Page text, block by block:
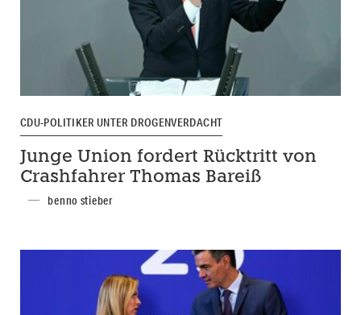
CDU-POLITIKER UNTER DROGENVERDACHT
Junge Union fordert Rücktritt von
Crashfahrer Thomas Bareiß
benno stieber